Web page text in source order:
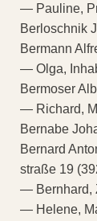
— Pauline,
Berloschnik
Bermann
— Olga,
Bermoser
— Richard,
Bernabe
Bernard
straße 19
— Bernhard,
— Helene,